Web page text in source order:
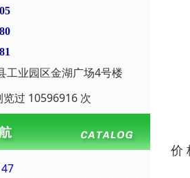
工业园区金湖广场4号楼
过 10596916 次
价